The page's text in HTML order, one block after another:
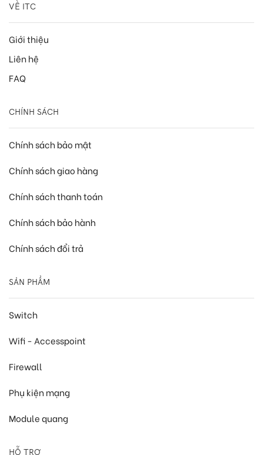
VỀ ITC
Giới thiệu
Liên hệ
FAQ
CHÍNH SÁCH
Chính sách bảo mật
Chính sách giao hàng
Chính sách thanh toán
Chính sách bảo hành
Chính sách đổi trả
SẢN PHẨM
Switch
Wifi - Accesspoint
Firewall
Phụ kiện mạng
Module quang
HỖ TRỢ